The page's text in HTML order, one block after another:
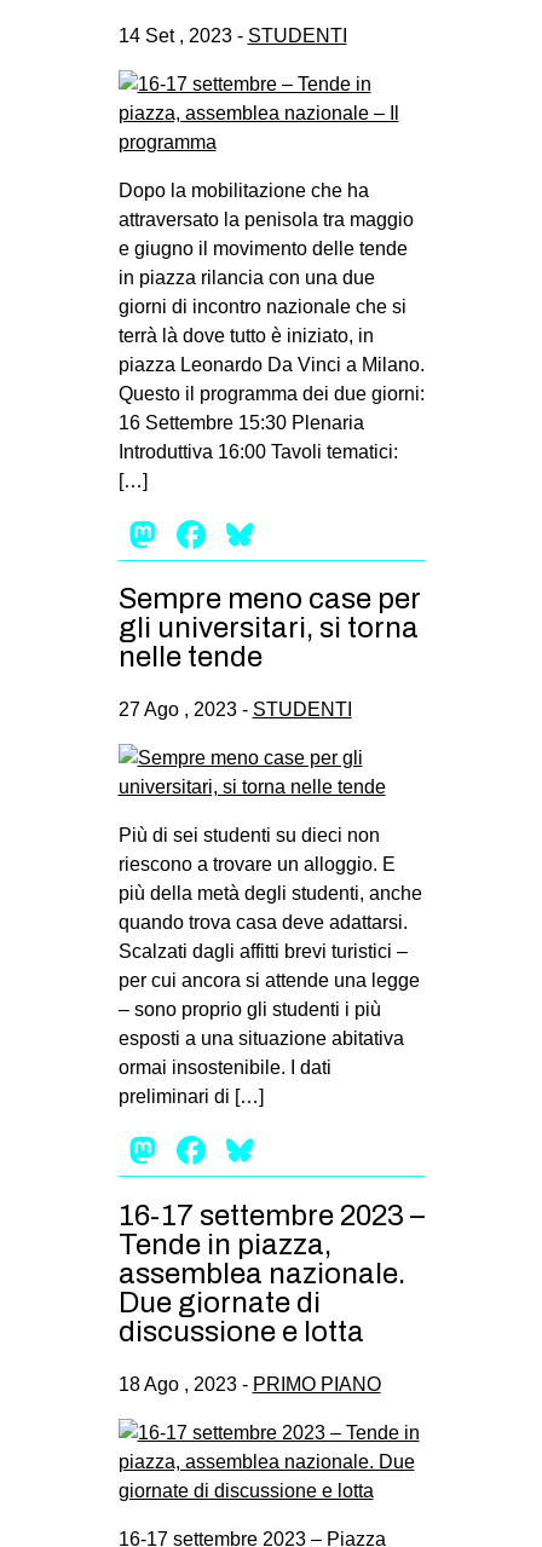
14 Set , 2023 - STUDENTI
Dopo la mobilitazione che ha
attraversato la penisola tra maggio
e giugno il movimento delle tende
in piazza rilancia con una due
giorni di incontro nazionale che si
terrà là dove tutto è iniziato, in
piazza Leonardo Da Vinci a Milano.
Questo il programma dei due giorni:
16 Settembre 15:30 Plenaria
Introduttiva 16:00 Tavoli tematici:
[…]
Mastodon
Facebook
Sempre meno case per
gli universitari, si torna
nelle tende
27 Ago , 2023 - STUDENTI
Più di sei studenti su dieci non
riescono a trovare un alloggio. E
più della metà degli studenti, anche
quando trova casa deve adattarsi.
Scalzati dagli affitti brevi turistici –
per cui ancora si attende una legge
– sono proprio gli studenti i più
esposti a una situazione abitativa
ormai insostenibile. I dati
preliminari di […]
Mastodon
Facebook
16-17 settembre 2023 –
Tende in piazza,
assemblea nazionale.
Due giornate di
discussione e lotta
18 Ago , 2023 - PRIMO PIANO
16-17 settembre 2023 – Piazza